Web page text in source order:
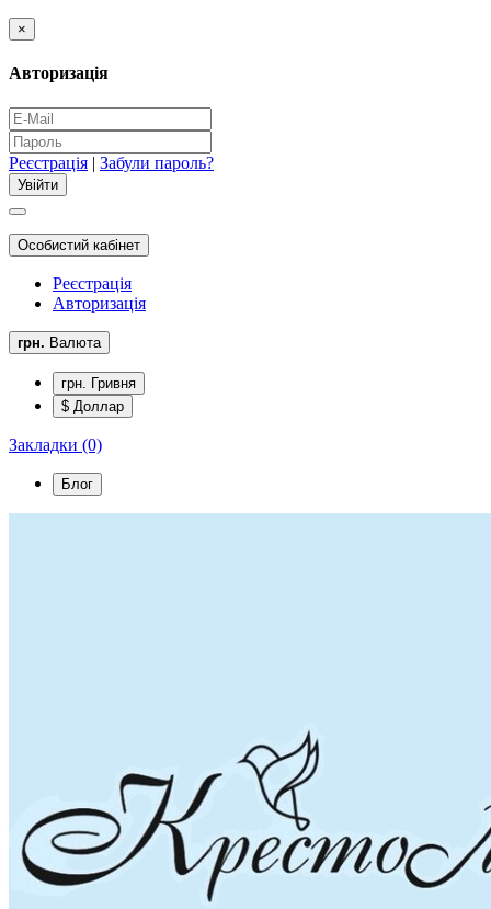
×
Авторизація
Реєстрація | Забули пароль?
Особистий кабінет
Реєстрація
Авторизація
грн. Валюта
грн. Гривня
$ Доллар
Закладки (0)
Блог